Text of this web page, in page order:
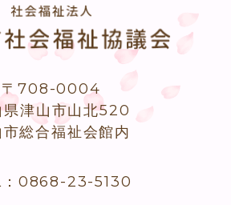
〒708-0004
県津山市山北520
総合福祉会館内
：0868-23-5130